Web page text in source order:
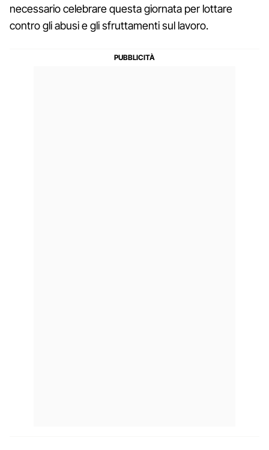
necessario celebrare questa giornata per lottare
contro gli abusi e gli sfruttamenti sul lavoro.